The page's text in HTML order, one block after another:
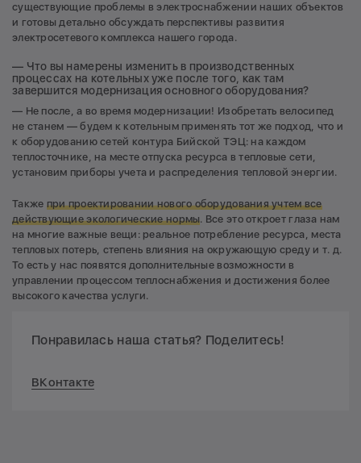
существующие проблемы в электроснабжении наших объектов
и готовы детально обсуждать перспективы развития
электросетевого комплекса нашего города.
— Что вы намерены изменить в производственных
процессах на котельных уже после того, как там
завершится модернизация основного оборудования?
— Не после, а во время модернизации! Изобретать велосипед
не станем — будем к котельным применять тот же подход, что и
к оборудованию сетей контура Бийской ТЭЦ: на каждом
теплосточнике, на месте отпуска ресурса в тепловые сети,
установим приборы учета и распределения тепловой энергии.
Также при проектировании нового оборудования учтем все
действующие экологические нормы. Все это откроет глаза нам
на многие важные вещи: реальное потребление ресурса, места
тепловых потерь, степень влияния на окружающую среду и т. д.
То есть у нас появятся дополнительные возможности в
управлении процессом теплоснабжения и достижения более
высокого качества услуги.
Понравилась наша статья? Поделитесь!
ВКонтакте